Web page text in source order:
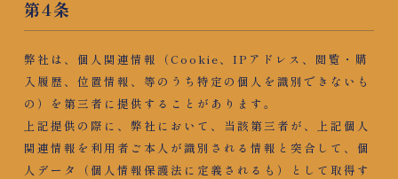
第4条
弊社は、個人関連情報（Cookie、IPアドレス、閲覧・購
入履歴、位置情報、等のうち特定の個人を識別できないも
の）を第三者に提供することがあります。
上記提供の際に、弊社において、当該第三者が、上記個人
関連情報を利用者ご本人が識別される情報と突合して、個
人データ（個人情報保護法に定義されるも）として取得す